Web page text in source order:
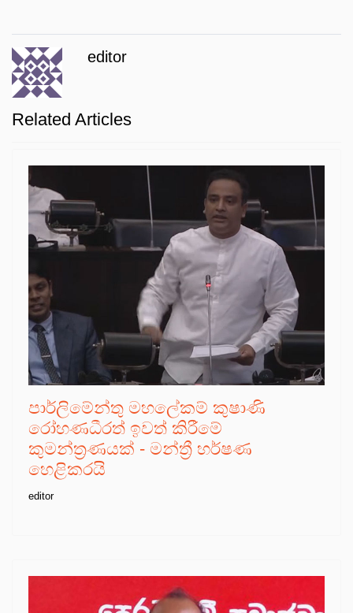
editor
Related Articles
පාර්ලිමේන්තු මහලේකම් කුෂාණි
රෝහණධීරත් ඉවත් කිරීමේ
කුමන්ත්‍රණයක් - මන්ත්‍රී හර්ෂණ
හෙළිකරයි
editor